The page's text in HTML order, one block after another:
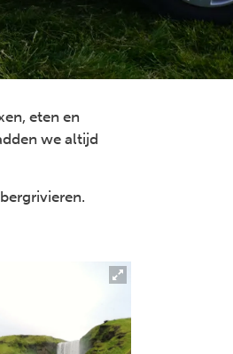
eten en
we altijd